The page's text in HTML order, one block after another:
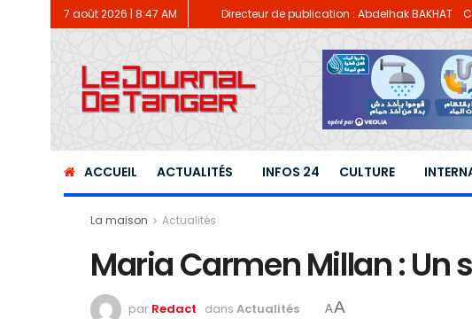
7 août 2026 | 8:47 AM Directeur de publication : Abdelhak BAKHAT
ACCUEIL ACTUALITÉS INFOS 24 CULTURE
La maison Actualités
Maria Carmen Millan : Un
par Redact dans Actualités AA